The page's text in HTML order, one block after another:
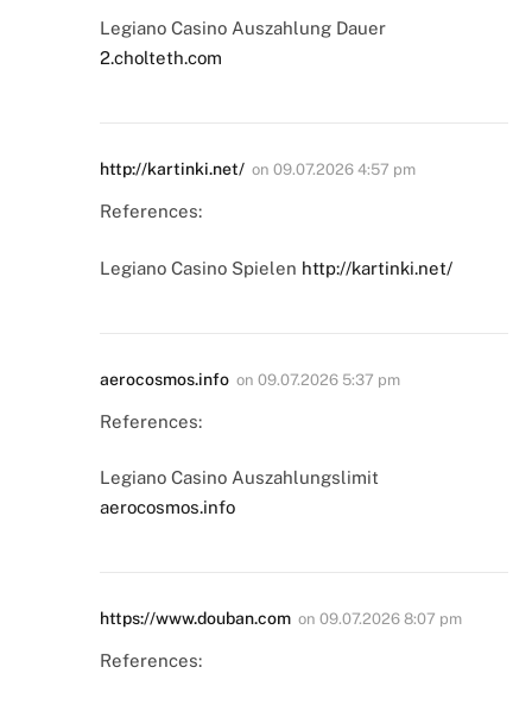
Legiano Casino Auszahlung Dauer
2.cholteth.com
http://kartinki.net/ on 09.07.2026 4:57 pm
References:
Legiano Casino Spielen http://kartinki.net/
aerocosmos.info on 09.07.2026 5:37 pm
References:
Legiano Casino Auszahlungslimit
aerocosmos.info
https://www.douban.com on 09.07.2026 8:07 pm
References: